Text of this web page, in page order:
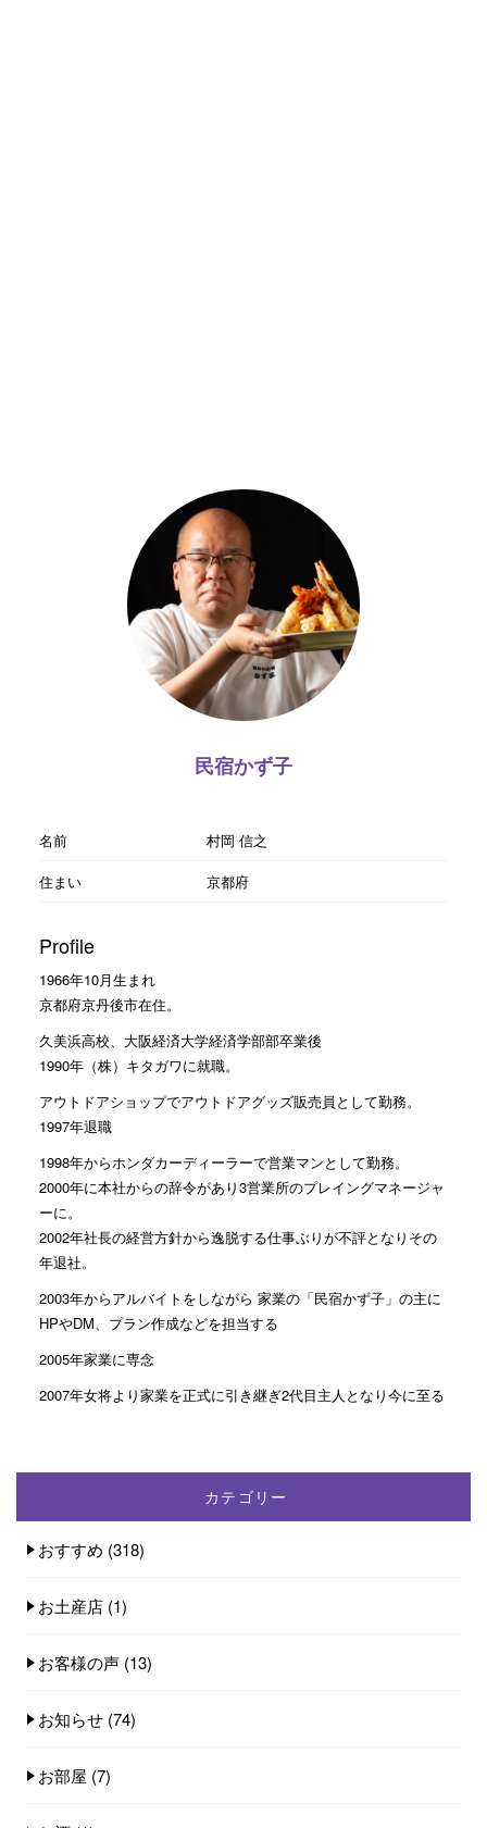
民宿かず子
名前
村岡 信之
住まい
京都府
Profile
1966年10月生まれ
京都府京丹後市在住。
久美浜高校、大阪経済大学経済学部部卒業後
1990年（株）キタガワに就職。
アウトドアショップでアウトドアグッズ販売員として勤務。
1997年退職
1998年からホンダカーディーラーで営業マンとして勤務。
2000年に本社からの辞令があり3営業所のプレイングマネージャ
ーに。
2002年社長の経営方針から逸脱する仕事ぶりが不評となりその
年退社。
2003年からアルバイトをしながら 家業の「民宿かず子」の主に
HPやDM、プラン作成などを担当する
2005年家業に専念
2007年女将より家業を正式に引き継ぎ2代目主人となり今に至る
カテゴリー
おすすめ (318)
お土産店 (1)
お客様の声 (13)
お知らせ (74)
お部屋 (7)